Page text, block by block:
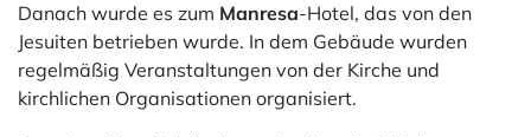
Danach wurde es zum Manresa-Hotel, das von den
Jesuiten betrieben wurde. In dem Gebäude wurden
regelmäßig Veranstaltungen von der Kirche und
kirchlichen Organisationen organisiert.